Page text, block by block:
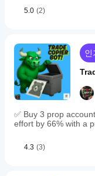
하며 각 조합에
정 금전적 리
🛡️ 고급 포지션
SL/TP, 트레일
설정할 수 있습
🚦 다중 신호 품
도록 선택적
제공합니다.
⚡ 강력한 오버
를 처리합니다.
🛠️ 높은 최적화
을
트
해
보
면
실
제
사
용
떤
5.0 (2)
인
✅ Buy 3 prop
effort by 66% with a
4.3 (3)